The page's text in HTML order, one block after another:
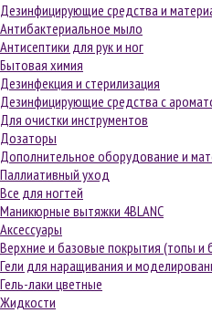
Дезинфицирующие средства и
Антибактериальное мыло
Антисептики для рук и ног
Бытовая химия
Дезинфекция и стерилизация
Дезинфицирующие средства с
Для очистки инструментов
Дозаторы
Дополнительное оборудование и
Паллиативный уход
Все для ногтей
Маникюрные вытяжки 4BLANC
Аксессуары
Верхние и базовые покрытия (топы и
Гели для наращивания и
Гель-лаки цветные
Жидкости